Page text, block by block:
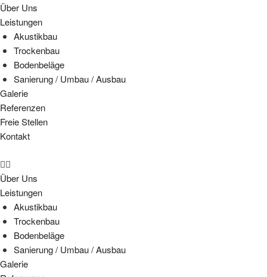
Über Uns
Leistungen
Akustikbau
Trockenbau
Bodenbeläge
Sanierung / Umbau / Ausbau
Galerie
Referenzen
Freie Stellen
Kontakt
Über Uns
Leistungen
Akustikbau
Trockenbau
Bodenbeläge
Sanierung / Umbau / Ausbau
Galerie